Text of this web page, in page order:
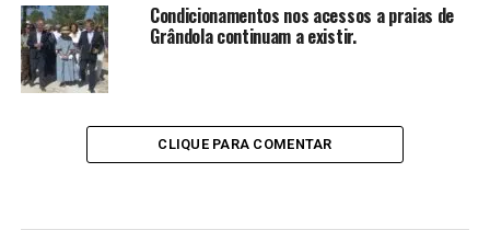
Condicionamentos nos acessos a praias de
Grândola continuam a existir.
CLIQUE PARA COMENTAR